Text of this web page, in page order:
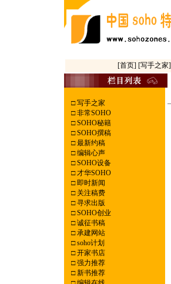
[首页] [写手之家]
□写手之家
□非常SOHO
□SOHO秘籍
□SOHO撰稿
□最新约稿
□编辑心声
□SOHO设备
□才华SOHO
□即时新闻
□关注稿费
□寻求出版
□SOHO创业
□诚征书稿
□承建网站
□soho计划
□开家书店
□强力推荐
□新书推荐